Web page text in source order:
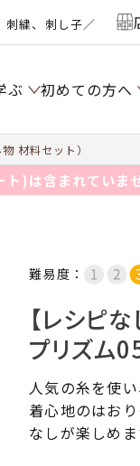
刺繍、刺し子／
ぶ 初めての方へ
材料セット）
)は含まれていま
難易度：
【レシピ
プリズム
人気の糸を使
着心地のはお
なしが楽しめ